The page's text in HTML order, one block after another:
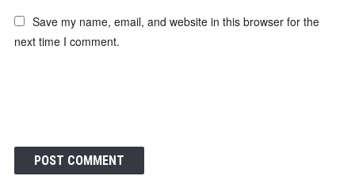
Save my name, email, and website in this browser for the
next time I comment.